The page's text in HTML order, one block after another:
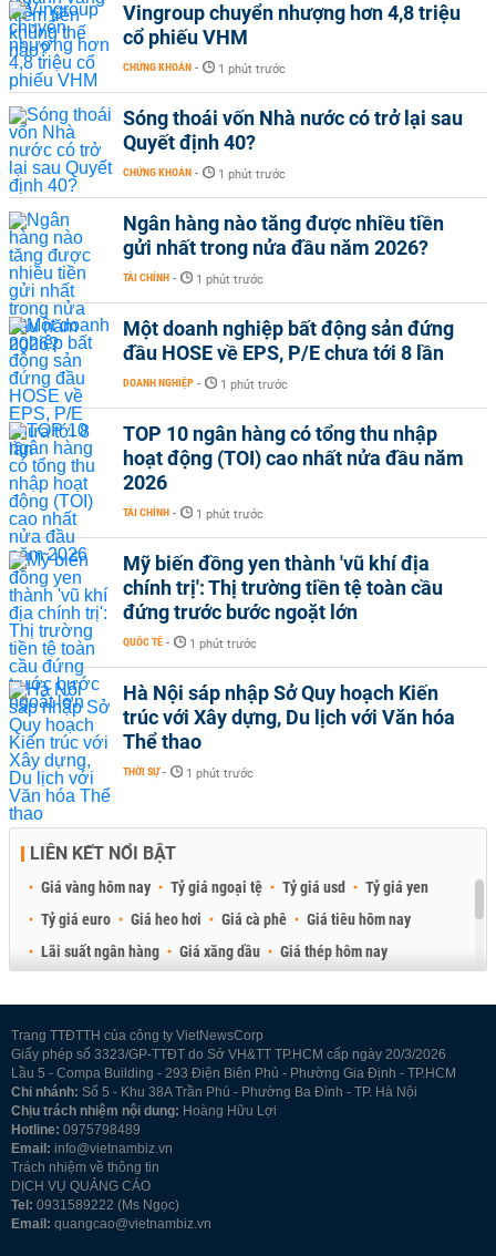
Vingroup chuyển nhượng hơn 4,8 triệu
cổ phiếu VHM
CHỨNG KHOÁN - 1 phút trước
Sóng thoái vốn Nhà nước có trở lại sau
Quyết định 40?
CHỨNG KHOÁN - 1 phút trước
Ngân hàng nào tăng được nhiều tiền
gửi nhất trong nửa đầu năm 2026?
TÀI CHÍNH - 1 phút trước
Một doanh nghiệp bất động sản đứng
đầu HOSE về EPS, P/E chưa tới 8 lần
DOANH NGHIỆP - 1 phút trước
TOP 10 ngân hàng có tổng thu nhập
hoạt động (TOI) cao nhất nửa đầu năm
2026
TÀI CHÍNH - 1 phút trước
Mỹ biến đồng yen thành 'vũ khí địa
chính trị': Thị trường tiền tệ toàn cầu
đứng trước bước ngoặt lớn
QUỐC TẾ - 1 phút trước
Hà Nội sáp nhập Sở Quy hoạch Kiến
trúc với Xây dựng, Du lịch với Văn hóa
Thể thao
THỜI SỰ - 1 phút trước
LIÊN KẾT NỔI BẬT
Giá vàng hôm nay Tỷ giá ngoại tệ Tỷ giá usd
Tỷ giá yen
Tỷ giá euro
Giá heo hơi Giá cà phê
Giá tiêu hôm nay
Lãi suất ngân hàng
Giá xăng dầu
Giá thép hôm nay
Trang TTĐTTH của công ty VietNewsCorp
Giấy phép số 3323/GP-TTĐT do Sở VH&TT TP.HCM cấp ngày 20/3/2026
Lầu 5 - Compa Building - 293 Điện Biên Phủ - Phường Gia Định - TP.HCM
Chi nhánh: Số 5 - Khu 38A Trần Phú - Phường Ba Đình - TP. Hà Nội
Chịu trách nhiệm nội dung: Hoàng Hữu Lợi
Hotline: 0975798489
Email: info@vietnambiz.vn
Trách nhiệm về thông tin
DỊCH VỤ QUẢNG CÁO
Tel: 0931589222 (Ms Ngọc)
Email: quangcao@vietnambiz.vn